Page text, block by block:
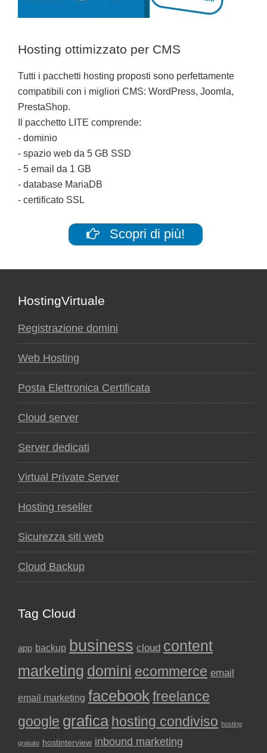
Hosting ottimizzato per CMS
Tutti i pacchetti hosting proposti sono perfettamente
compatibili con i migliori CMS: WordPress, Joomla,
PrestaShop.
Il pacchetto LITE comprende:
- dominio
- spazio web da 5 GB SSD
- 5 email da 1 GB
- database MariaDB
- certificato SSL
Scopri di più!
Footer
HostingVirtuale
Registrazione domini
Web Hosting
Posta Elettronica Certificata
Cloud server
Server dedicati
Virtual Private Server
Hosting reseller
Sicurezza siti web
Cloud Backup
Tag Cloud
app backup business cloud content
marketing domini ecommerce email
email marketing facebookfreelance
google grafica hosting condiviso hosting
gratuito hostinterview inbound marketing